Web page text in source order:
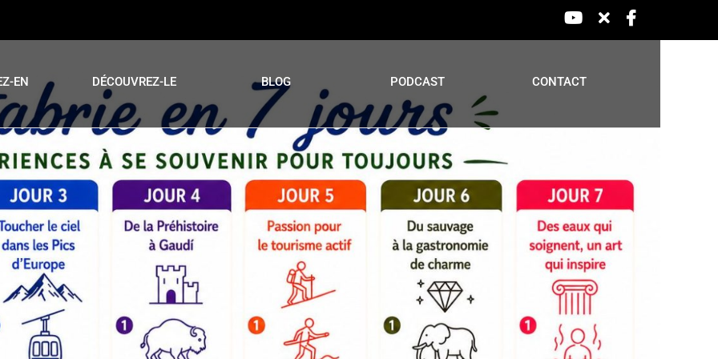
YouTube
X Facebook
EN DÉCOUVREZ-LE BLOG PODCAST CONTACT